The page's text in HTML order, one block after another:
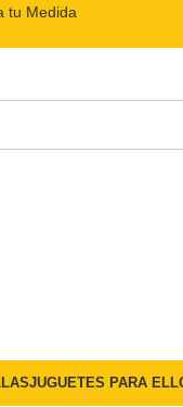
tu Medida
JUGUETES PARA